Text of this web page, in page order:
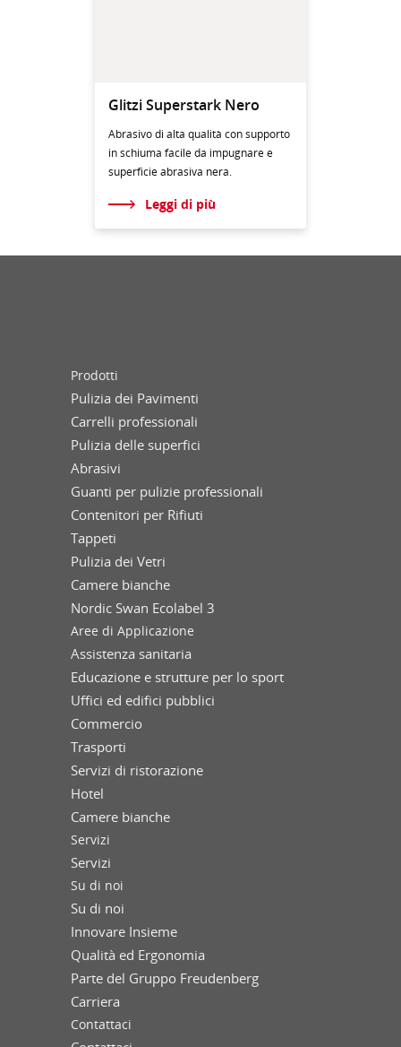
Glitzi Superstark Nero
Abrasivo di alta qualità con supporto
in schiuma facile da impugnare e
superficie abrasiva nera.
Leggi di più
Prodotti
Pulizia dei Pavimenti
Carrelli professionali
Pulizia delle superfici
Abrasivi
Guanti per pulizie professionali
Contenitori per Rifiuti
Tappeti
Pulizia dei Vetri
Camere bianche
Nordic Swan Ecolabel 3
Aree di Applicazione
Assistenza sanitaria
Educazione e strutture per lo sport
Uffici ed edifici pubblici
Commercio
Trasporti
Servizi di ristorazione
Hotel
Camere bianche
Servizi
Servizi
Su di noi
Su di noi
Innovare Insieme
Qualità ed Ergonomia
Parte del Gruppo Freudenberg
Carriera
Contattaci